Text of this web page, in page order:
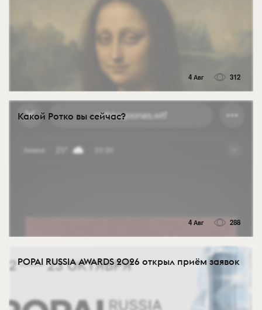
4 Авг 312
Какой Ротко вы сейчас?
4 Авг 288
POPAI RUSSIA AWARDS 2026 открыл приём заявок